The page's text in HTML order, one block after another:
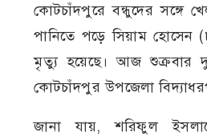
কোটচাঁদপুরে বন্ধুদের সঙ্গে
পানিতে পড়ে সিয়াম হোসেন
মৃত্যু হয়েছে। আজ শুক্রবার
কোটচাঁদপুর উপজেলা
জানা যায়, শরিফুল